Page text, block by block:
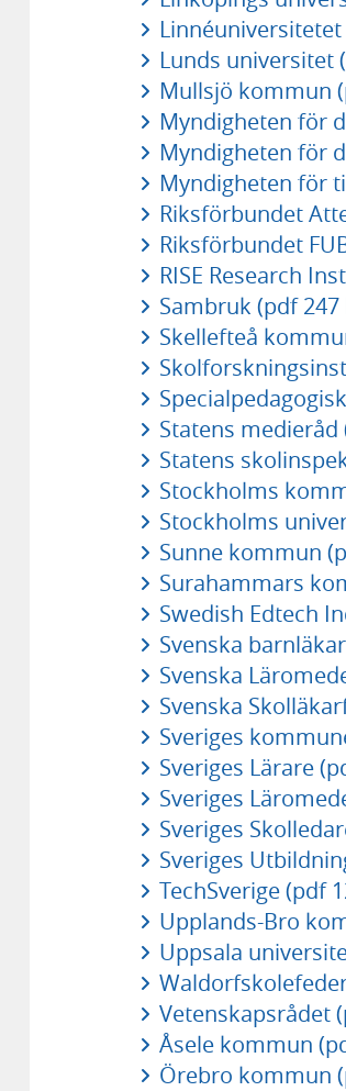
Linnéuniversitetet
Lunds universitet
Mullsjö kommun
Myndigheten för
Myndigheten för
Myndigheten för
Riksförbundet
Riksförbundet
RISE Research
Sambruk (pdf 247
Skellefteå
Statens medieråd
Statens
Stockholms
Stockholms
Sunne kommun
Surahammars
Swedish Edtech
Svenska
Svenska
Svenska
Sveriges
Sveriges Lärare
Sveriges
Sveriges
Sveriges
TechSverige (pdf
Upplands-Bro
Uppsala
Vetenskapsrådet
Åsele kommun
Örebro kommun